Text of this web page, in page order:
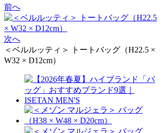
前へ
次へ
＜ベルルッティ＞ トートバッグ（H22.5 ×
W32 × D12cm）